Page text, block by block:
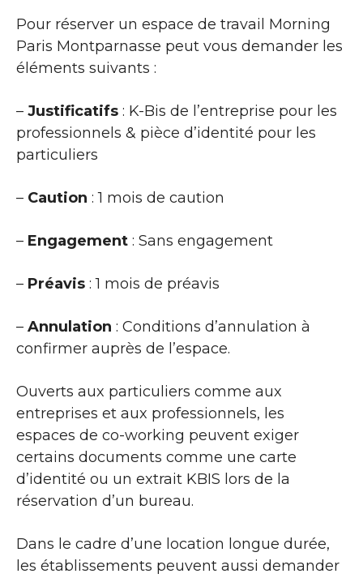
Pour réserver un espace de travail Morning
Paris Montparnasse peut vous demander les
éléments suivants :
– Justificatifs : K-Bis de l’entreprise pour les
professionnels & pièce d’identité pour les
particuliers
– Caution : 1 mois de caution
– Engagement : Sans engagement
– Préavis : 1 mois de préavis
– Annulation : Conditions d’annulation à
confirmer auprès de l’espace.
Ouverts aux particuliers comme aux
entreprises et aux professionnels, les
espaces de co-working peuvent exiger
certains documents comme une carte
d’identité ou un extrait KBIS lors de la
réservation d’un bureau.
Dans le cadre d’une location longue durée,
les établissements peuvent aussi demander